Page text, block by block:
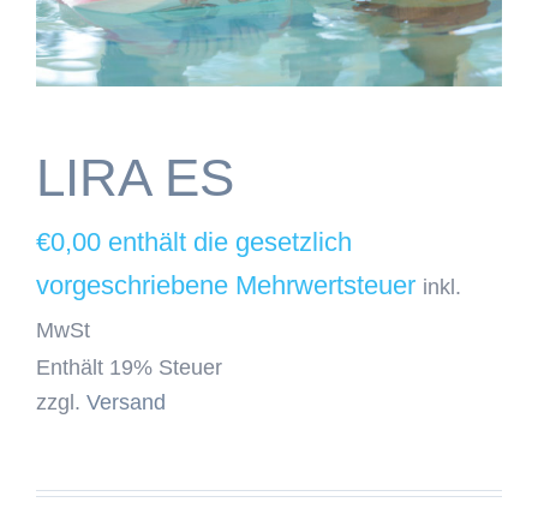
LIRA ES
€0,00
inkl.
MwSt
Enthält 19% Steuer
zzgl. Versand